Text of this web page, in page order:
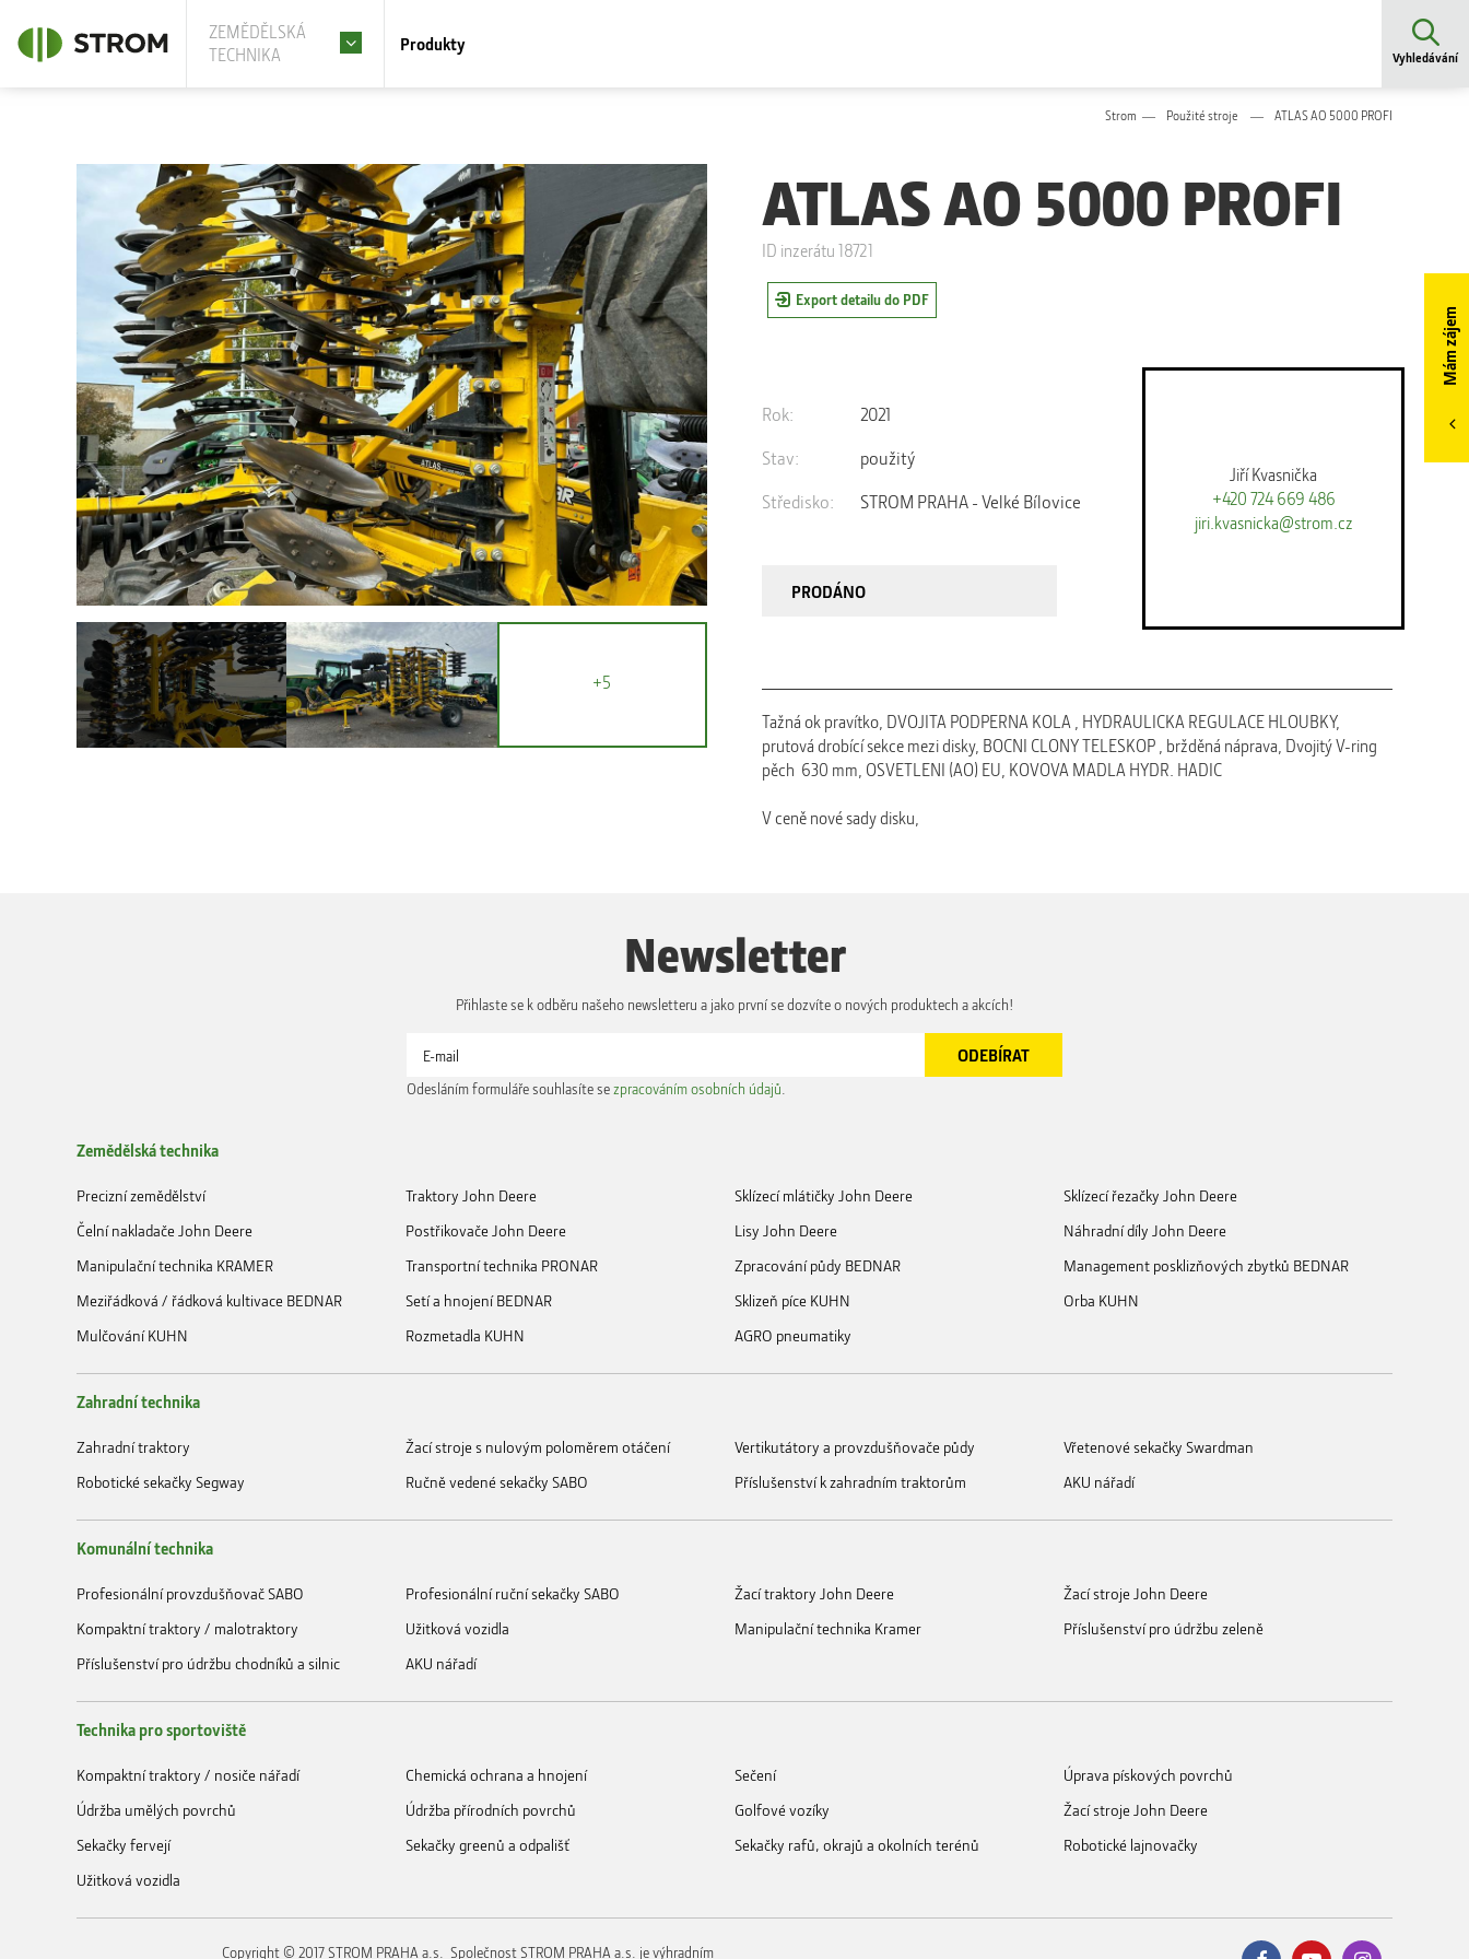
ZEMĚDĚLSKÁ
TECHNIKA
Produkty
Vyhledávání
Strom Použité stroje ATLAS AO 5000 PROFI
Mám zájem
ATLAS AO 5000 PROFI
ID inzerátu 18721
Export detailu do PDF
Rok:
2021
Stav:
použitý
Středisko:
STROM PRAHA - Velké Bílovice
PRODÁNO
Jiří Kvasnička
+420 724 669 486
jiri.kvasnicka@strom.cz
Tažná ok pravítko, DVOJITA PODPERNA KOLA , HYDRAULICKA REGULACE HLOUBKY,
prutová drobící sekce mezi disky, BOCNI CLONY TELESKOP , bržděná náprava, Dvojitý V-ring
pěch 630 mm, OSVETLENI (AO) EU, KOVOVA MADLA HYDR. HADIC
V ceně nové sady disku,
+5
Newsletter
Přihlaste se k odběru našeho newsletteru a jako první se dozvíte o nových produktech a akcích!
Odesláním formuláře souhlasíte sezpracováním osobních údajů
Zemědělská technika
Precizní zemědělství Traktory John Deere Sklízecí mlátičky John Deere
Sklízecí řezačky John Deere
Čelní nakladače John Deere
Postřikovače John Deere Lisy John Deere
Náhradní díly John Deere
Manipulační technika KRAMER
Transportní technika PRONAR Zpracování půdy BEDNAR
Management posklizňových zbytků BEDNAR
Meziřádková / řádková kultivace BEDNAR
Setí a hnojení BEDNAR Sklizeň píce KUHN
Orba KUHN
Mulčování KUHN
Rozmetadla KUHN AGRO pneumatiky
Zahradní technika
Zahradní traktory Žací stroje s nulovým poloměrem otáčení Vertikutátory a provzdušňovače půdy
Vřetenové sekačky Swardman
Robotické sekačky Segway
Ručně vedené sekačky SABO Příslušenství k zahradním traktorům AKU nářadí
Komunální technika
Profesionální provzdušňovač SABO Profesionální ruční sekačky SABO Žací traktory John Deere
Žací stroje John Deere
Kompaktní traktory / malotraktory
Užitková vozidla Manipulační technika Kramer
Příslušenství pro údržbu zeleně
Příslušenství pro údržbu chodníků a silnic
AKU nářadí
Technika pro sportoviště
Kompaktní traktory / nosiče nářadí Chemická ochrana a hnojení Sečení
Úprava pískových povrchů
Údržba umělých povrchů
Údržba přírodních povrchů Golfové vozíky
Žací stroje John Deere
Sekačky fervejí
Sekačky greenů a odpališť Sekačky rafů, okrajů a okolních terénů
Robotické lajnovačky
Užitková vozidla
Copyright © 2017 STROM PRAHA a.s. Společnost STROM PRAHA a.s. je výhradním